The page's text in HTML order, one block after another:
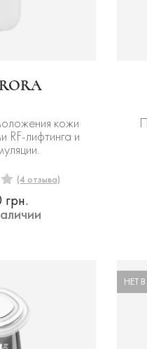
кожи
RF-лифтинга и
(4 отзыва)
НЕТ